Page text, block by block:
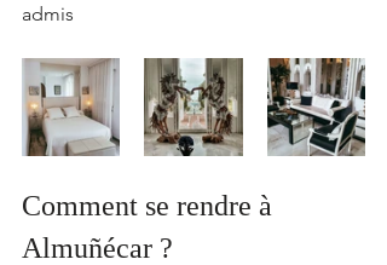
admis
Comment se rendre à
Almuñécar ?